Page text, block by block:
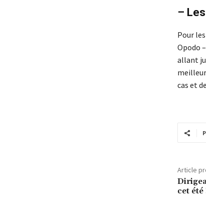
–
Pour
Opodo
allant
cas et
Article
cet été